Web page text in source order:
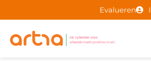
Evalueren